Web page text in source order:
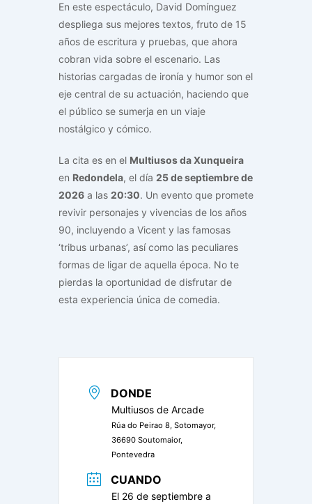
En este espectáculo, David Domínguez
despliega sus mejores textos, fruto de 15
años de escritura y pruebas, que ahora
cobran vida sobre el escenario. Las
historias cargadas de ironía y humor son el
eje central de su actuación, haciendo que
el público se sumerja en un viaje
nostálgico y cómico.
La cita es en el Multiusos da Xunqueira
en Redondela, el día 25 de septiembre de
2026 a las 20:30. Un evento que promete
revivir personajes y vivencias de los años
90, incluyendo a Vicent y las famosas
‘tribus urbanas’, así como las peculiares
formas de ligar de aquella época. No te
pierdas la oportunidad de disfrutar de
esta experiencia única de comedia.
DONDE
Multiusos de Arcade
Rúa do Peirao 8, Sotomayor,
36690 Soutomaior,
Pontevedra
CUANDO
El 26 de septiembre a